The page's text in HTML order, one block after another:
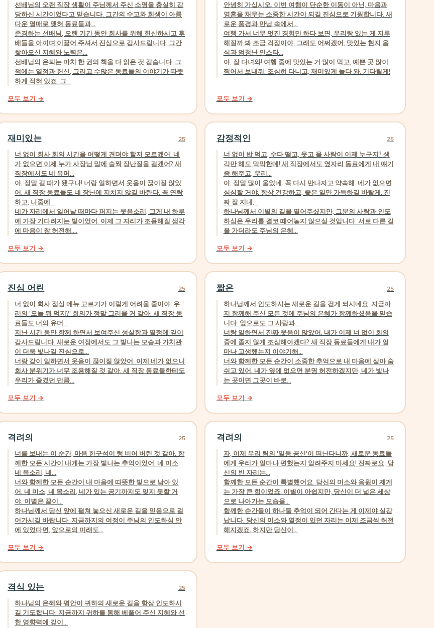
선배님의 오랜 직장 생활이 주님께서 주신 소명을 충실히 감
당하신 시간이었다고 믿습니다. 그간의 수고와 희생이 아름
다운 열매로 맺혀 동료들과...
존경하는 선배님, 오랜 기간 동안 회사를 위해 헌신하시고 후
배들을 아끼며 이끌어 주셔서 진심으로 감사드립니다. 그간
쌓아오신 지혜와 노력은...
선배님의 은퇴는 마치 한 권의 책을 다 읽은 것 같습니다. 그
책에는 열정과 헌신, 그리고 수많은 동료들의 이야기가 따뜻
하게 적혀 있죠. 그...
모두 보기 →
안녕히 가십시오. 이번 여행이 단순한 이동이 아닌, 마음과
영혼을 채우는 소중한 시간이 되길 진심으로 기원합니다. 새
로운 풍경과 만남 속에서...
여행 가서 너무 멋진 경험만 하다 보면, 우리랑 있는 게 지루
해질까 봐 조금 걱정이야. 그래도 어쩌겠어, 맛있는 현지 음
식과 엄청난 인스타...
야, 잘 다녀와! 여행 중에 맛있는 거 많이 먹고, 예쁜 곳 많이
찍어서 보내줘. 조심히 다니고, 재미있게 놀다 와. 기다릴게!
모두 보기 →
재미있는 25
너 없이 회사 회의 시간을 어떻게 견뎌야 할지 모르겠어. 네
가 없으면 이제 누가 사장님 말에 슬쩍 장난질을 걸겠어? 새
직장에서도 네 유머...
야, 정말 갈 때가 됐구나! 너랑 일하면서 웃음이 끊이질 않았
어. 새 직장 동료들도 네 장난에 지치지 않길 바란다. 꼭 연락
하고, 나중에...
네가 자리에서 일어날 때마다 퍼지는 웃음소리, 그게 내 하루
에 가장 기다려지는 빛이었어. 이제 그 자리가 조용해질 생각
에 마음이 참 허전해....
모두 보기 →
감정적인 25
너 없이 밥 먹고, 수다 떨고, 웃고 울 사람이 이제 누구지? 생
각만 해도 막막한데! 새 직장에서도 옆자리 동료에게 내 얘기
좀 해주고, 우리...
야, 정말 많이 울었네. 꼭 다시 만나자고 약속해. 네가 없으면
심심할 거야. 항상 건강하고, 좋은 일만 가득하길 바랄게. 진
짜 잘 지내,...
하나님께서 이별의 길을 열어주셨지만, 그분의 사랑과 인도
하심은 우리를 결코 떼어놓지 않으실 것입니다. 서로 다른 길
을 가더라도 주님의 은혜...
모두 보기 →
진심 어린 25
너 없이 회사 점심 메뉴 고르기가 이렇게 어려울 줄이야. 우
리의 '오늘 뭐 먹지?' 회의가 정말 그리울 거 같아. 새 직장 동
료들도 너의 유머...
지난 시간 동안 함께 하면서 보여주신 성실함과 열정에 깊이
감사드립니다. 새로운 여정에서도 그 빛나는 모습과 가치관
이 더욱 빛나길 진심으로...
너랑 같이 일하면서 웃음이 끊이질 않았어. 이제 네가 없으니
회사 분위기가 너무 조용해질 것 같아. 새 직장 동료들한테도
우리가 즐겼던 만큼...
모두 보기 →
짧은 25
하나님께서 인도하시는 새로운 길을 걷게 되시네요. 지금까
지 함께해 주신 모든 것에 주님의 은혜가 함께하셨음을 믿습
니다. 앞으로도 그 사랑과...
너랑 일하면서 진짜 웃음이 많았어. 내가 이제 너 없이 회의
중에 졸지 않게 조심해야겠다? 새 직장 동료들에게 내가 얼
마나 고생했는지 이야기해...
너와 함께한 모든 순간이 소중한 추억으로 내 마음에 살아 숨
쉬고 있어. 네가 옆에 없으면 분명 허전하겠지만, 네가 빛나
는 곳이면 그곳이 바로...
모두 보기 →
격려의 25
너를 보내는 이 순간, 마음 한구석이 텅 비어 버린 것 같아. 함
께한 모든 시간이 내게는 가장 빛나는 추억이었어. 네 미소,
네 목소리, 네...
너와 함께한 모든 순간이 내 마음에 따뜻한 빛으로 남아 있
어. 네 미소, 네 목소리, 네가 있는 공기까지도 잊지 못할 거
야. 이별은 끝이...
하나님께서 당신 앞에 펼쳐 놓으신 새로운 길을 믿음으로 걸
어가시길 바랍니다. 지금까지의 여정이 주님의 인도하심 안
에 있었다면, 앞으로의 미래도...
모두 보기 →
격려의 25
자, 이제 우리 팀의 '일등 공신'이 떠난다니까, 새로운 동료들
에게 우리가 얼마나 편했는지 알려주지 마세요! 진짜로요, 당
신의 빈 자리는...
함께한 모든 순간이 특별했어요. 당신의 미소와 응원이 제게
는 가장 큰 힘이었죠. 이별이 아쉽지만, 당신이 더 넓은 세상
으로 나아가는 모습을...
함께한 순간들이 하나둘 추억이 되어 간다는 게 이제야 실감
납니다. 당신의 미소와 열정이 있던 자리는 이제 조금씩 허전
해지겠죠. 하지만 당신이...
모두 보기 →
격식 있는 25
하나님의 은혜와 평안이 귀하의 새로운 길을 항상 인도하시
길 기도합니다. 지금까지 귀하를 통해 베풀어 주신 지혜와 선
한 영향력에 깊이...